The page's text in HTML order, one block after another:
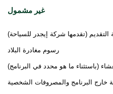
غير مشمول
(تقدمها شركة إيجدر للسياحة)
رسوم مغادرة البلاد
(باستثناء ما هو محدد في البرنامج)
خارج البرنامج والمصروفات الشخصية